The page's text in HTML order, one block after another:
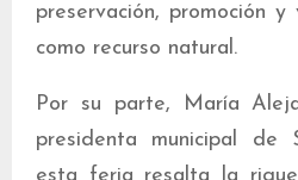
preservación, promoción
como recurso natural.
Por su parte, María
presidenta municipal de